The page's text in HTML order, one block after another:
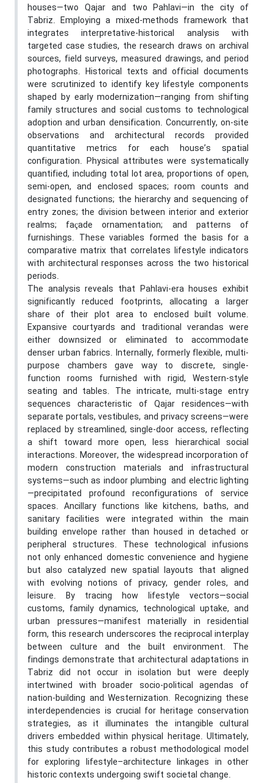
houses—two Qajar and two Pahlavi—in the city of
Tabriz. Employing a mixed-methods framework that
integrates interpretative-historical analysis with
targeted case studies, the research draws on archival
sources, field surveys, measured drawings, and period
photographs. Historical texts and official documents
were scrutinized to identify key lifestyle components
shaped by early modernization—ranging from shifting
family structures and social customs to technological
adoption and urban densification. Concurrently, on-site
observations and architectural records provided
quantitative metrics for each house’s spatial
configuration. Physical attributes were systematically
quantified, including total lot area, proportions of open,
semi-open, and enclosed spaces; room counts and
designated functions; the hierarchy and sequencing of
entry zones; the division between interior and exterior
realms; façade ornamentation; and patterns of
furnishings. These variables formed the basis for a
comparative matrix that correlates lifestyle indicators
with architectural responses across the two historical
periods.
The analysis reveals that Pahlavi-era houses exhibit
significantly reduced footprints, allocating a larger
share of their plot area to enclosed built volume.
Expansive courtyards and traditional verandas were
either downsized or eliminated to accommodate
denser urban fabrics. Internally, formerly flexible, multi-
purpose chambers gave way to discrete, single-
function rooms furnished with rigid, Western-style
seating and tables. The intricate, multi-stage entry
sequences characteristic of Qajar residences—with
separate portals, vestibules, and privacy screens—were
replaced by streamlined, single-door access, reflecting
a shift toward more open, less hierarchical social
interactions. Moreover, the widespread incorporation of
modern construction materials and infrastructural
systems—such as indoor plumbing and electric lighting
—precipitated profound reconfigurations of service
spaces. Ancillary functions like kitchens, baths, and
sanitary facilities were integrated within the main
building envelope rather than housed in detached or
peripheral structures. These technological infusions
not only enhanced domestic convenience and hygiene
but also catalyzed new spatial layouts that aligned
with evolving notions of privacy, gender roles, and
leisure. By tracing how lifestyle vectors—social
customs, family dynamics, technological uptake, and
urban pressures—manifest materially in residential
form, this research underscores the reciprocal interplay
between culture and the built environment. The
findings demonstrate that architectural adaptations in
Tabriz did not occur in isolation but were deeply
intertwined with broader socio-political agendas of
nation-building and Westernization. Recognizing these
interdependencies is crucial for heritage conservation
strategies, as it illuminates the intangible cultural
drivers embedded within physical heritage. Ultimately,
this study contributes a robust methodological model
for exploring lifestyle–architecture linkages in other
historic contexts undergoing swift societal change.